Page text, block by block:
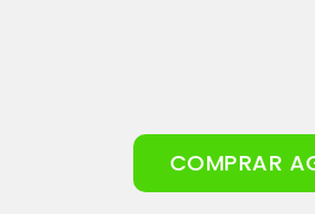
COMPRAR